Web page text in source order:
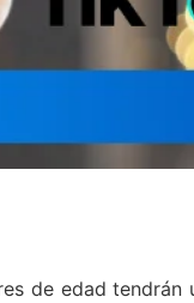
de edad